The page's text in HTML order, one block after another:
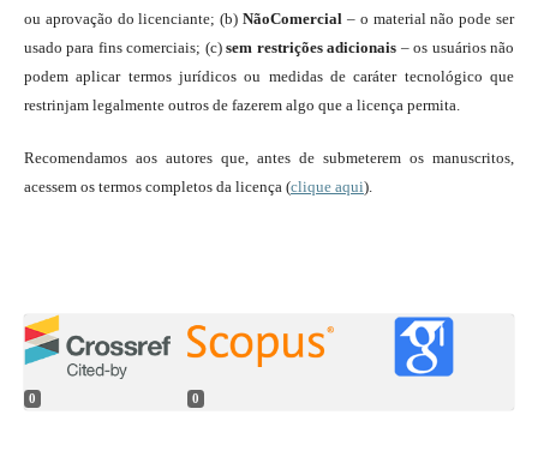
ou aprovação do licenciante; (b)NãoComercial – o material não pode ser
usado para fins comerciais; (c)sem restrições adicionais – os usuários não
podem aplicar termos jurídicos ou medidas de caráter tecnológico que
restrinjam legalmente outros de fazerem algo que a licença permita.
Recomendamos aos autores que, antes de submeterem os manuscritos,
acessem os termos completos da licença (clique aqui).
0 0